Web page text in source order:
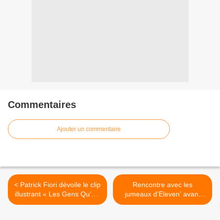
Commentaires
Ajouter un commentaire
< Patrick Fiori dévoile le clip
illustrant « Les Gens Qu’On
Aime » !
Rencontre avec les
jumeaux d’Eleven’ avant
leur récent concert à La